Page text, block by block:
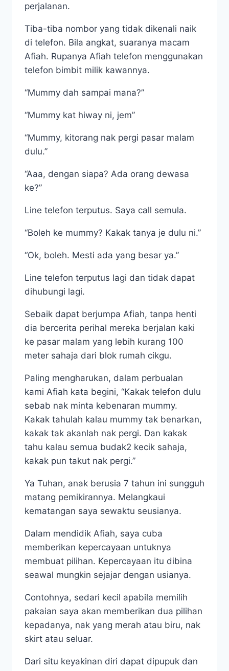
perjalanan.
Tiba-tiba nombor yang tidak dikenali naik
di telefon. Bila angkat, suaranya macam
Afiah. Rupanya Afiah telefon menggunakan
telefon bimbit milik kawannya.
“Mummy dah sampai mana?”
“Mummy kat hiway ni, jem”
“Mummy, kitorang nak pergi pasar malam
dulu.”
“Aaa, dengan siapa? Ada orang dewasa
ke?”
Line telefon terputus. Saya call semula.
“Boleh ke mummy? Kakak tanya je dulu ni.”
“Ok, boleh. Mesti ada yang besar ya.”
Line telefon terputus lagi dan tidak dapat
dihubungi lagi.
Sebaik dapat berjumpa Afiah, tanpa henti
dia bercerita perihal mereka berjalan kaki
ke pasar malam yang lebih kurang 100
meter sahaja dari blok rumah cikgu.
Paling mengharukan, dalam perbualan
kami Afiah kata begini, “Kakak telefon dulu
sebab nak minta kebenaran mummy.
Kakak tahulah kalau mummy tak benarkan,
kakak tak akanlah nak pergi. Dan kakak
tahu kalau semua budak2 kecik sahaja,
kakak pun takut nak pergi.”
Ya Tuhan, anak berusia 7 tahun ini sungguh
matang pemikirannya. Melangkaui
kematangan saya sewaktu seusianya.
Dalam mendidik Afiah, saya cuba
memberikan kepercayaan untuknya
membuat pilihan. Kepercayaan itu dibina
seawal mungkin sejajar dengan usianya.
Contohnya, sedari kecil apabila memilih
pakaian saya akan memberikan dua pilihan
kepadanya, nak yang merah atau biru, nak
skirt atau seluar.
Dari situ keyakinan diri dapat dipupuk dan